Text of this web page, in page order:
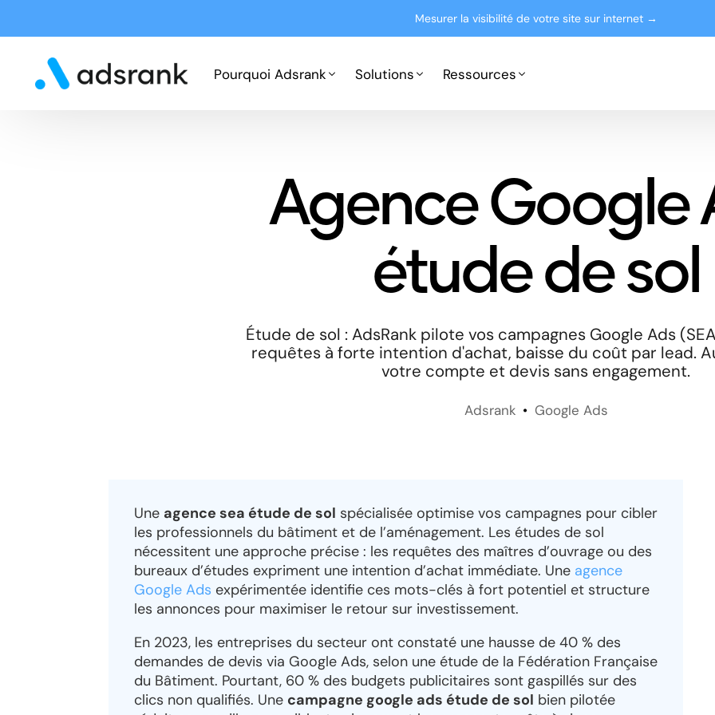
Mesurer la visibilité de votre site sur internet →
Pourquoi Adsrank
Expertises
Cas clients
Solutions
Microsoft Advertising
Ressources
Presse
Le blog
Agence Google
étude de sol
Étude de sol : AdsRank pilote vos campagnes Google Ads
requêtes à forte intention d'achat, baisse du coût par lead.
votre compte et devis sans engagement.
Adsrank Google Ads
Une agence sea étude de sol spécialisée optimise vos campagnes pour cibler
les professionnels du bâtiment et de l’aménagement. Les études de sol
nécessitent une approche précise : les requêtes des maîtres d’ouvrage ou des
bureaux d’études expriment une intention d’achat immédiate. Une agence
Google Ads expérimentée identifie ces mots-clés à fort potentiel et structure
les annonces pour maximiser le retour sur investissement.
En 2023, les entreprises du secteur ont constaté une hausse de 40 % des
demandes de devis via Google Ads, selon une étude de la Fédération Française
du Bâtiment. Pourtant, 60 % des budgets publicitaires sont gaspillés sur des
clics non qualifiés. Une campagne google ads étude de sol bien pilotée